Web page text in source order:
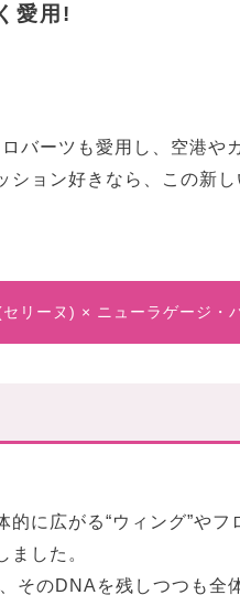
愛用!
バーツも愛用し、空港や
ション好きなら、この新
リーヌ) × ニューラゲージ・
的に広がる“ウィング”や
ました。
そのDNAを残しつつも全